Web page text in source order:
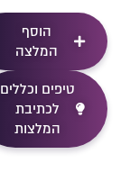
הוסף
המלצה
טיפים וכללים
לכתיבת
המלצות